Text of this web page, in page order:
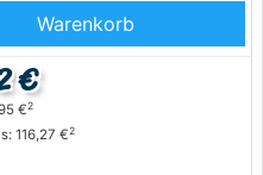
Warenkorb
€
€2
116,27 €2